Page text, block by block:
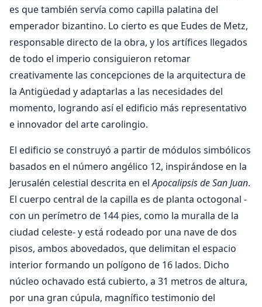
es que también servía como capilla palatina del
emperador bizantino. Lo cierto es que Eudes de Metz,
responsable directo de la obra, y los artífices llegados
de todo el imperio consiguieron retomar
creativamente las concepciones de la arquitectura de
la Antigüedad y adaptarlas a las necesidades del
momento, logrando así el edificio más representativo
e innovador del arte carolingio.
El edificio se construyó a partir de módulos simbólicos
basados en el número angélico 12, inspirándose en la
Jerusalén celestial descrita en elApocalipsis de San Juan.
El cuerpo central de la capilla es de planta octogonal -
con un perímetro de 144 pies, como la muralla de la
ciudad celeste- y está rodeado por una nave de dos
pisos, ambos abovedados, que delimitan el espacio
interior formando un polígono de 16 lados. Dicho
núcleo ochavado está cubierto, a 31 metros de altura,
por una gran cúpula, magnífico testimonio del